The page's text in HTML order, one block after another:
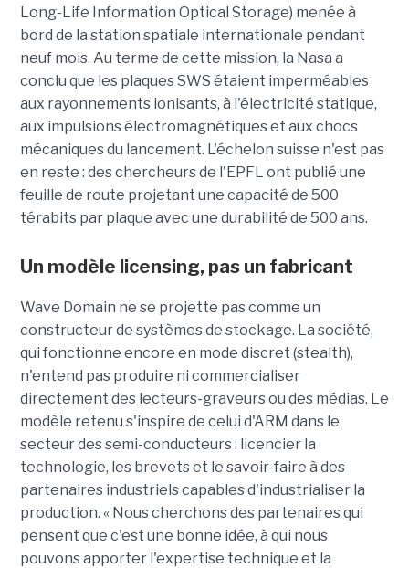
Long-Life Information Optical Storage) menée à
bord de la station spatiale internationale pendant
neuf mois. Au terme de cette mission, la Nasa a
conclu que les plaques SWS étaient imperméables
aux rayonnements ionisants, à l'électricité statique,
aux impulsions électromagnétiques et aux chocs
mécaniques du lancement. L'échelon suisse n'est pas
en reste : des chercheurs de l'EPFL ont publié une
feuille de route projetant une capacité de 500
térabits par plaque avec une durabilité de 500 ans.
Un modèle licensing, pas un fabricant
Wave Domain ne se projette pas comme un
constructeur de systèmes de stockage. La société,
qui fonctionne encore en mode discret (stealth),
n'entend pas produire ni commercialiser
directement des lecteurs-graveurs ou des médias. Le
modèle retenu s'inspire de celui d'ARM dans le
secteur des semi-conducteurs : licencier la
technologie, les brevets et le savoir-faire à des
partenaires industriels capables d'industrialiser la
production. « Nous cherchons des partenaires qui
pensent que c'est une bonne idée, à qui nous
pouvons apporter l'expertise technique et la